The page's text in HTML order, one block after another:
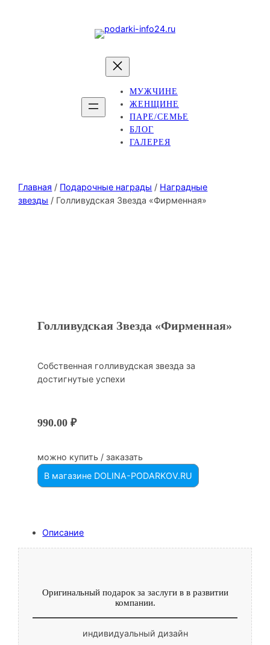
МУЖЧИНЕ
ЖЕНЩИНЕ
ПАРЕ/СЕМЬЕ
БЛОГ
ГАЛЕРЕЯ
Главная / Подарочные награды / Наградные
звезды / Голливудская Звезда «Фирменная»
Голливудская Звезда «Фирменная»
Собственная голливудская звезда за
достигнутые успехи
990.00₽
можно купить / заказать
В магазине DOLINA-PODARKOV.RU
Описание
Оригинальный подарок за заслуги в в развитии
компании.
индивидуальный дизайн